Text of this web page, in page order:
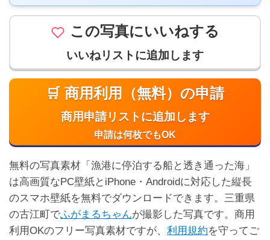
この写真にいいねする
いいねリストに追加します
🛒 商用利用（無料）の申請
商用申請リストに追加します
申請は何枚でもOK
無料の写真素材「漁港に停泊する船と透き通った海」
は高画質なPC壁紙とiPhone・Androidに対応した縦長
のスマホ壁紙を無料でダウンロードできます。三重県
の古江町でふがまるちゃんが撮影した写真です。商用
利用OKのフリー写真素材ですが、 利用規約を守ってご